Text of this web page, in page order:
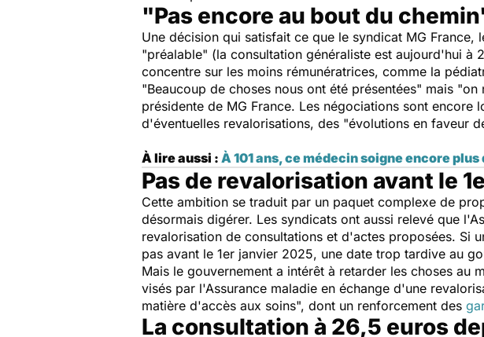
"Pas encore au bout du
Une décision qui satisfait ce que le syndicat MG
"préalable" (la consultation généraliste est aujourd'hui à
concentre sur les moins rémunératrices, comme la
"Beaucoup de choses nous ont été présentées" mais "on
présidente de MG France. Les négociations sont
d'éventuelles revalorisations, des "évolutions en faveur
À lire aussi : À 101 ans, ce médecin soigne encore
Pas de revalorisation avant le
Cette ambition se traduit par un paquet complexe de
désormais digérer. Les syndicats ont aussi relevé que
revalorisation de consultations et d'actes proposées. Si
pas avant le 1er janvier 2025, une date trop tardive au
Mais le gouvernement a intérêt à retarder les choses au
visés par l'Assurance maladie en échange d'une
matière d'accès aux soins", dont un renforcement des
La consultation à 26,5 euros